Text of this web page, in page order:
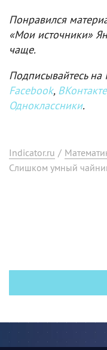
Понравился
«Мои источники»
чаще.
Подписывайтесь на
Facebook, ВКонтакте
Одноклассники.
Indicator.ru /
Слишком умный